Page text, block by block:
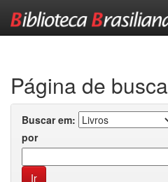
Página de busca
Buscar em:
por